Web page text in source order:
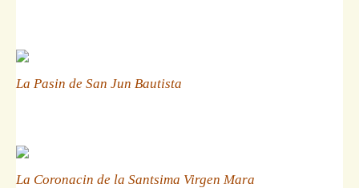
La Pasin de San Jun Bautista
La Coronacin de la Santsima Virgen Mara